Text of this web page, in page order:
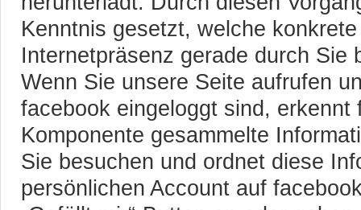
Kenntnis gesetzt, welche
Internetpräsenz gerade durch Sie
Wenn Sie unsere Seite aufrufen
facebook eingeloggt sind,
Komponente gesammelte
Sie besuchen und ordnet diese
persönlichen Account auf